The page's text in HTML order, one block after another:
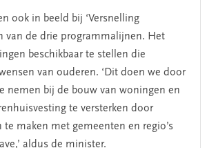
ook in beeld bij ‘Versnelling
van de drie programmalijnen. Het
beschikbaar te stellen die
van ouderen. ‘Dit doen we door
nemen bij de bouw van woningen en
te versterken door
te maken met gemeenten en regio’s
aldus de minister.